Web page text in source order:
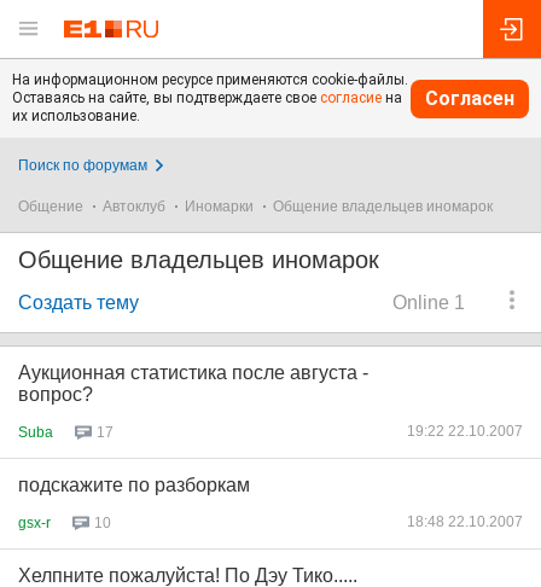
На информационном ресурсе применяются cookie-файлы.
Оставаясь на сайте, вы подтверждаете свое согласие на
их использование.
Согласен
Поиск по форумам
Общение Автоклуб Иномарки Общение владельцев иномарок
Общение владельцев иномарок
Online 1
Создать тему
Аукционная статистика после августа -
вопрос?
Suba 17 19:22 22.10.2007
подскажите по разборкам
gsx-r 10 18:48 22.10.2007
Хелпните пожалуйста! По Дэу Тико.....